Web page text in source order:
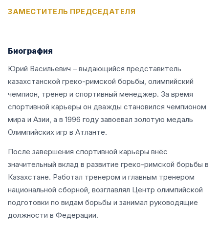
ЗАМЕСТИТЕЛЬ ПРЕДСЕДАТЕЛЯ
Биография
Юрий Васильевич – выдающийся представитель
казахстанской греко-римской борьбы, олимпийский
чемпион, тренер и спортивный менеджер. За время
спортивной карьеры он дважды становился чемпионом
мира и Азии, а в 1996 году завоевал золотую медаль
Олимпийских игр в Атланте.
После завершения спортивной карьеры внёс
значительный вклад в развитие греко-римской борьбы в
Казахстане. Работал тренером и главным тренером
национальной сборной, возглавлял Центр олимпийской
подготовки по видам борьбы и занимал руководящие
должности в Федерации.